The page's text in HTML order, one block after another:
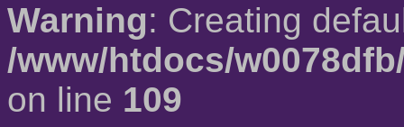
Warning: Creating
/www/htdocs/
on line 109